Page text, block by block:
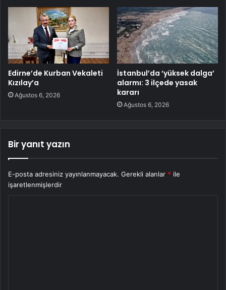
Edirne’de Kurban Vekaleti
Kızılay’a
Ağustos 6, 2026
İstanbul’da ‘yüksek dalga’
alarmı: 3 ilçede yasak
kararı
Ağustos 6, 2026
Bir yanıt yazın
E-posta adresiniz yayınlanmayacak. Gerekli alanlar * ile
işaretlenmişlerdir